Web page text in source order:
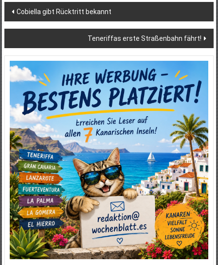
Beitragsnavigation
Cobiella gibt Rücktritt bekannt
Teneriffas erste Straßenbahn fährt!